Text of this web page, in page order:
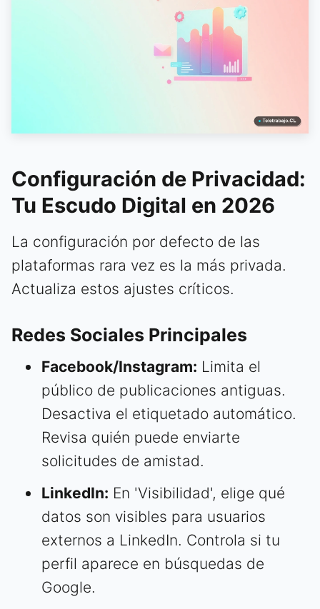
Configuración de Privacidad:
Tu Escudo Digital en 2026
La configuración por defecto de las
plataformas rara vez es la más privada.
Actualiza estos ajustes críticos.
Redes Sociales Principales
Facebook/Instagram: Limita el
público de publicaciones antiguas.
Desactiva el etiquetado automático.
Revisa quién puede enviarte
solicitudes de amistad.
LinkedIn: En 'Visibilidad', elige qué
datos son visibles para usuarios
externos a LinkedIn. Controla si tu
perfil aparece en búsquedas de
Google.